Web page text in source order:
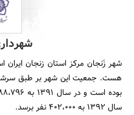
شهر زَنجان مرکز استان زنجان
سال 1392 به 402،000 نفر برسد.